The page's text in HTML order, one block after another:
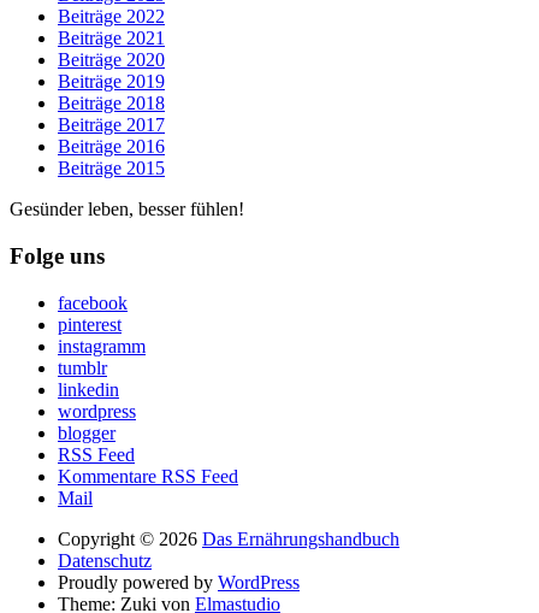
Beiträge 2022
Beiträge 2021
Beiträge 2020
Beiträge 2019
Beiträge 2018
Beiträge 2017
Beiträge 2016
Beiträge 2015
Gesünder leben, besser fühlen!
Folge uns
facebook
pinterest
instagramm
tumblr
linkedin
wordpress
blogger
RSS Feed
Kommentare RSS Feed
Mail
Copyright © 2026 Das Ernährungshandbuch
Datenschutz
Proudly powered by WordPress
Theme: Zuki von Elmastudio